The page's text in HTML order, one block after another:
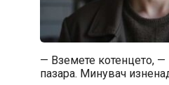
— Вземете котенцето,
пазара. Минувач